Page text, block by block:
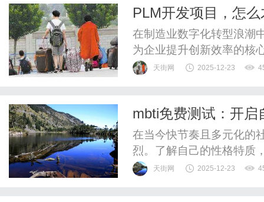
1、性格维度的四象限划
PLM开发项目，怎
在制造业数字化转型浪潮
为企业提升创新效率的核
求管理混乱、跨部门协作
径。一、PLM开发项目成
天街网 2025-12-23
mbti免费测试：开启
在当今快节奏且多元化的
烈。了解自己的性格特质
为职业选择、人际关系处
天街网 2025-12-23